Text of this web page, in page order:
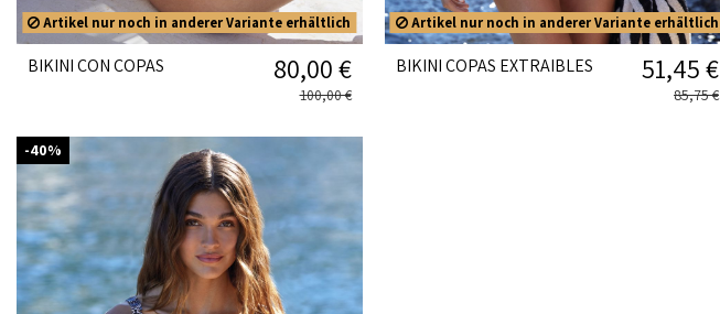
Artikel nur noch in anderer Variante erhältlich
BIKINI CON COPAS 80,00 €
100,00 €
Artikel nur noch in anderer Variante erhältlich
BIKINI COPAS EXTRAIBLES 51,45 €
85,75 €
-40%